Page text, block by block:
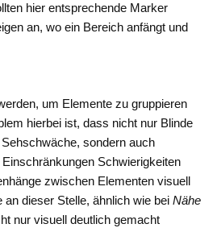
hier entsprechende Marker
an, wo ein Bereich anfängt und
um Elemente zu gruppieren
hierbei ist, dass nicht nur Blinde
sondern auch
Schwierigkeiten
zwischen Elementen visuell
an dieser Stelle, ähnlich wie beiNähe
nur visuell deutlich gemacht